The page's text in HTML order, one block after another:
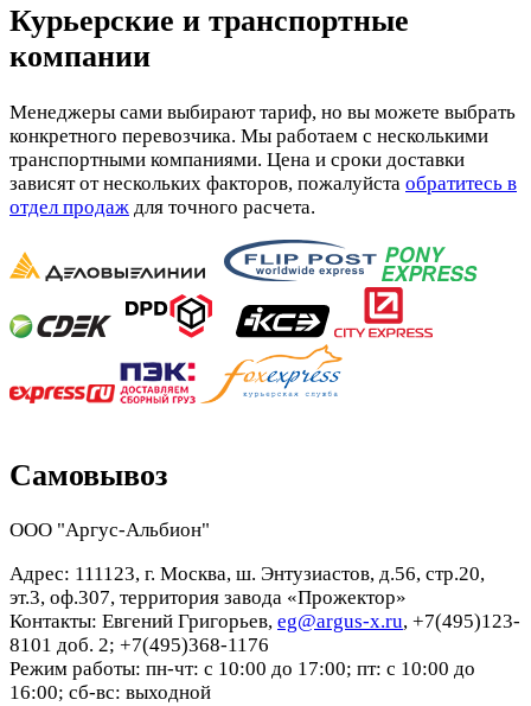
Курьерские и транспортные
компании
Менеджеры сами выбирают тариф, но вы можете выбрать
конкретного перевозчика. Мы работаем с несколькими
транспортными компаниями. Цена и сроки доставки
зависят от нескольких факторов, пожалуйста обратитесь в
отдел продаж для точного расчета.
Самовывоз
ООО "Аргус-Альбион"
Адрес: 111123, г. Москва, ш. Энтузиастов, д.56, стр.20,
эт.3, оф.307, территория завода «Прожектор»
Контакты: Евгений Григорьев, eg@argus-x.ru, +7(495)123-
8101 доб. 2; +7(495)368-1176
Режим работы: пн-чт: с 10:00 до 17:00; пт: с 10:00 до
16:00; сб-вс: выходной